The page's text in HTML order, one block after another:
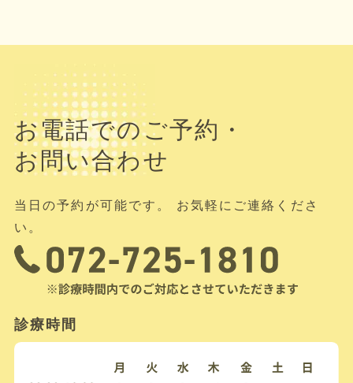
お電話でのご予約・
お問い合わせ
当日の予約が可能です。 お気軽にご連絡くださ
い。
診療時間